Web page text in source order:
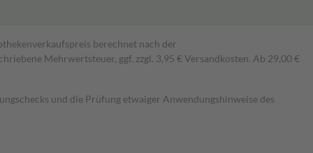
berechnet nach der
Mehrwertsteuer, ggf. zzgl. 3,95 € Versandkosten. Ab 29,00 €
und die Prüfung etwaiger Anwendungshinweise des